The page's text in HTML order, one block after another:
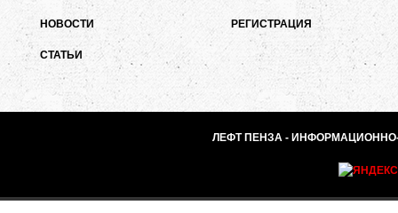
НОВОСТИ
СТАТЬИ
РЕГИСТРАЦИЯ
ЛЕФТ ПЕНЗА - ИНФОРМАЦИОННО-